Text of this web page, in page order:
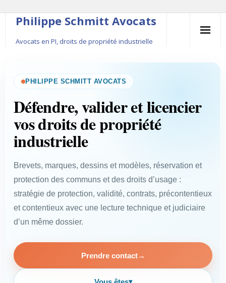
Philippe Schmitt Avocats
Avocats en PI, droits de propriété industrielle
54
Le fondateur
Publications
Actualité
PHILIPPE SCHMITT AVOCATS
Défendre, valider et licencier
vos droits de propriété
industrielle
Brevets, marques, dessins et modèles, réservation et
protection des communs et des droits d’usage :
stratégie de protection, validité, contrats, précontentieux
et contentieux avec une lecture technique et judiciaire
d’un même dossier.
Prendre contact→